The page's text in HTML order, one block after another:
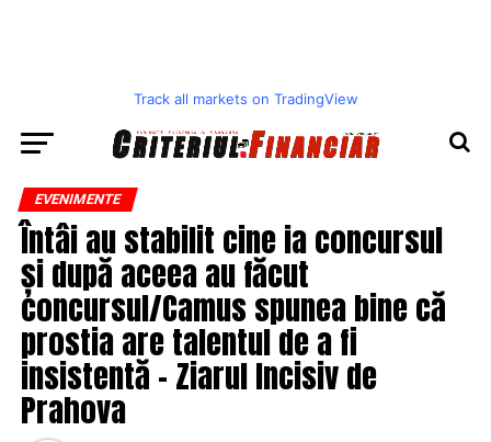
Track all markets on TradingView
EVENIMENTE
Întâi au stabilit cine ia concursul
și după aceea au făcut
concursul/Camus spunea bine că
prostia are talentul de a fi
insistentă – Ziarul Incisiv de
Prahova